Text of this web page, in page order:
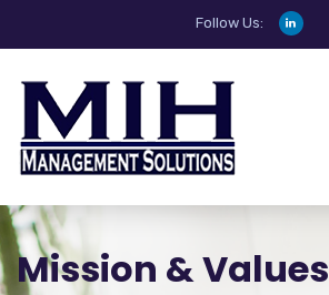
Follow Us:
Mission & Values